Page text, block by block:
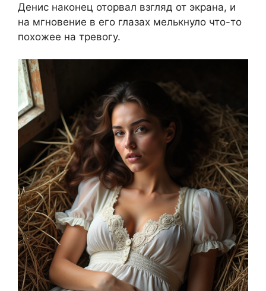
Денис наконец оторвал взгляд от экрана, и
на мгновение в его глазах мелькнуло что-то
похожее на тревогу.